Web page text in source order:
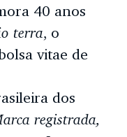
40 anos
terra, o
vitae de
dos
registrada,